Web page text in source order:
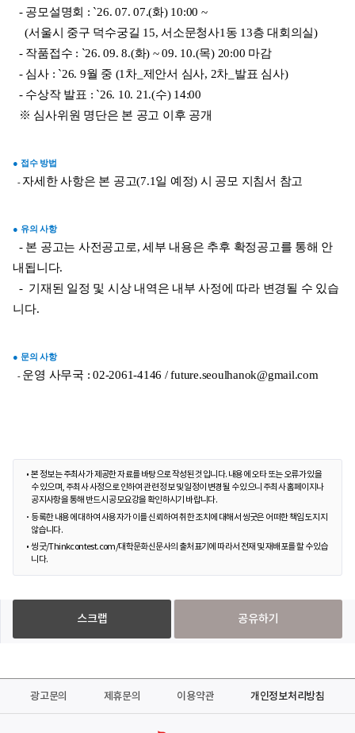
  - 공모설명회 : `26. 07. 07.(화) 10:00 ~
    (
서울시 중구 덕수궁길 15, 서소문청사1동 13층 대회의실)
  - 작품접수 : `26. 09. 8.(화) ~ 09. 10.(목) 20:00 마감
  - 심사 : `26. 9월 중 (1차_제안서 심사, 2차_발표 심사)
  - 수상작 발표 : `26. 10. 21.(수) 14:00
  ※ 심사위원 명단은 본 공고 이후 공개
● 접수 방법
- 자세한 사항은 본 공고(7.1일 예정) 시 공모 지침서 참고
● 유의 사항
내됩니다.
니다.
● 문의 사항
- 운영 사무국 : 02-2061-4146 / future.seoulhanok@gmail.com
본 정보는 주최사가 제공한 자료를 바탕으로 작성된 것입니다. 내용에 오타 또는 오류가 있을
수 있으며, 주최사 사정으로 인하여 관련 정보 및 일정이 변경될 수 있으니 주최사 홈페이지나
공지사항을 통해 반드시 공모요강을 확인하시기 바랍니다.
등록한 내용에 대하여 사용자가 이를 신뢰하여 취한 조치에 대해서 씽굿은 어떠한 책임도 지지
않습니다.
씽굿/Thinkcontest.com/대학문화신문사의 출처표기에 따라서 전재 및 재배포를 할 수 있습
니다.
스크랩 공유하기
광고문의 제휴문의 이용약관 개인정보처리방침